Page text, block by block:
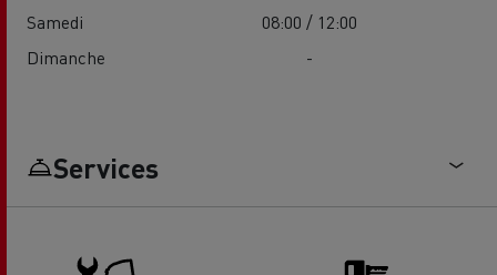
Samedi
08:00 / 12:00
Dimanche
-
Services